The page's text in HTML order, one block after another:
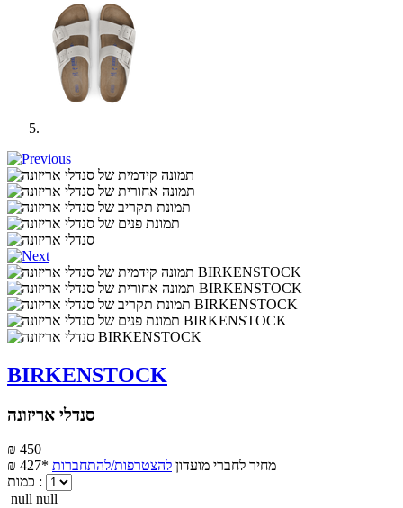
BIRKENSTOCK
סנדלי אריזונה
₪ 450
₪ 427*
מחיר לחברי מועדון להצטרפות/להתחברות
כמות :
null null